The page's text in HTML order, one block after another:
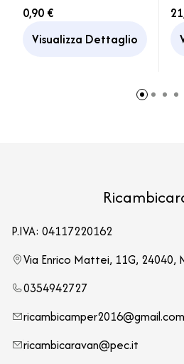
camper caravan
0,90 €
Visualizza Dettaglio
P.IVA: 04117220162
Via Enrico Mattei, 11G, 24040,
0354942727
ricambicamper2016@gmail.com
ricambicaravan@pec.it